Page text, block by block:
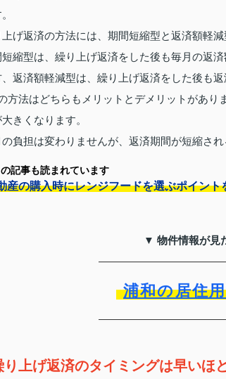
げ返済の方法には、期間短縮型と返済額軽減
縮型は、繰り上げ返済をした後も毎月の返
返済額軽減型は、繰り上げ返済をした後も
方法はどちらもメリットとデメリットがあ
きくなります。
負担は変わりませんが、返済期間が短縮さ
記事も読まれています
産の購入時にレンジフードを選ぶポイント
▼ 物件情報が見
浦和の居住
り上げ返済のタイミングは早いほ